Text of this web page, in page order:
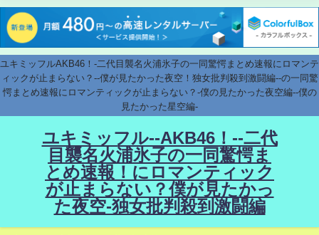
ユキミッフルAKB46！-二代目襲名火浦氷子の一同驚愕まとめ速報にロマンテ
ィックが止まらない？--僕が見たかった夜空！独女批判殺到激闘編--の一同驚
愕まとめ速報にロマンティックが止まらない？-僕の見たかった夜空編--僕の
見たかった星空編-
ユキミッフル--AKB46！--二代
目襲名火浦氷子の一同驚愕ま
とめ速報！にロマンティック
が止まらない？僕が見たかっ
た夜空-独女批判殺到激闘編